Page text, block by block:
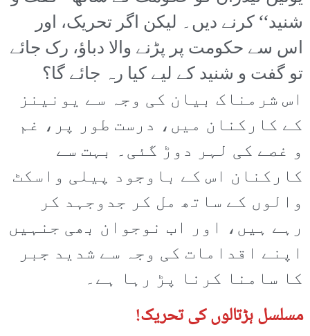
شنید‘‘ کرنے دیں۔ لیکن اگر تحریک، اور
اس سے حکومت پر پڑنے والا دباؤ، رک جائے
تو گفت و شنید کے لیے کیا رہ جائے گا؟
اس شرمناک بیان کی وجہ سے یونینز
کے کارکنان میں، درست طور پر، غم
و غصے کی لہر دوڑ گئی۔ بہت سے
کارکنان اس کے باوجود پیلی واسکٹ
والوں کے ساتھ مل کر جدوجہد کر
رہے ہیں، اور اب نوجوان بھی جنہیں
اپنے اقدامات کی وجہ سے شدید جبر
کا سامنا کرنا پڑ رہا ہے۔
مسلسل ہڑتالوں کی تحریک!